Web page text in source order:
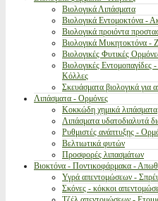
Βιολογικά Λιπάσματα
Βιολογικά Εντομοκτόνα -
Βιολογικά προιόντα
Βιολογικά Μυκητοκτόνα -
Βιολογικές Φυτικές
Βιολογικές Εντομοπαγίδες
Κόλλες
Σκευάσματα βιολογικά για
Λιπάσματα - Ορμόνες
Κοκκώδη χημικά λιπάσματα
Λιπάσματα υδατοδιαλυτά
Ρυθμιστές ανάπτυξης -
Βελτιωτικά φυτών
Προσφορές λιπασμάτων
Βιοκτόνα - Ποντικοφάρμακα -
Υγρά απεντομώσεων -
Σκόνες - κόκκοι